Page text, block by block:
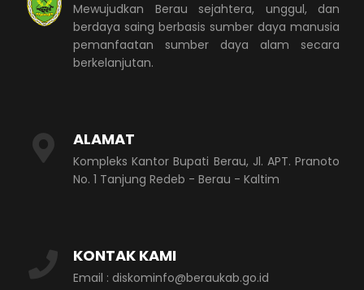
Mewujudkan Berau sejahtera, unggul, dan
berdaya saing berbasis sumber daya manusia
pemanfaatan sumber daya alam secara
berkelanjutan.
ALAMAT
Kompleks Kantor Bupati Berau, Jl. APT. Pranoto
No. 1 Tanjung Redeb - Berau - Kaltim
KONTAK KAMI
Email : diskominfo@beraukab.go.id